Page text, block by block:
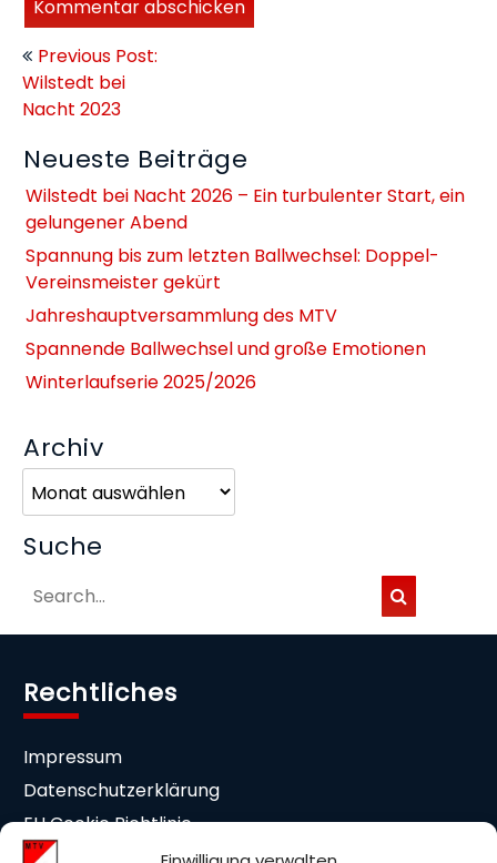
Beitragsnavigation
Previous Post:
Wilstedt bei
Nacht 2023
Neueste Beiträge
Wilstedt bei Nacht 2026 – Ein turbulenter Start, ein
gelungener Abend
Spannung bis zum letzten Ballwechsel: Doppel-
Vereinsmeister gekürt
Jahreshauptversammlung des MTV
Spannende Ballwechsel und große Emotionen
Winterlaufserie 2025/2026
Archiv
Suche
Rechtliches
Impressum
Datenschutzerklärung
EU Cookie Richtlinie
Cookie-Einstellungen